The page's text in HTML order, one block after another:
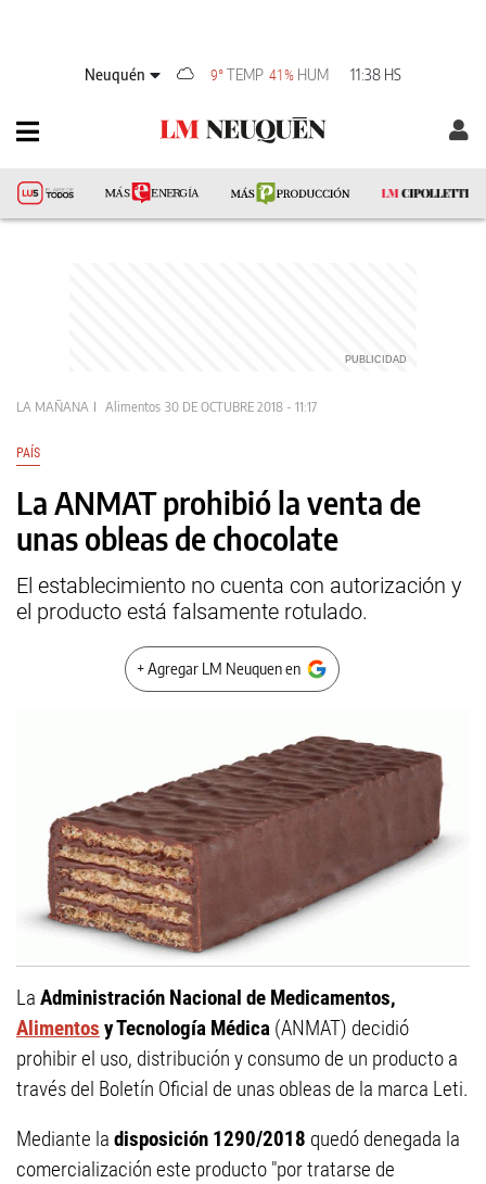
Neuquén 9°TEMP 41% HUM 11:38 HS
LA MAÑANA Alimentos 30 DE OCTUBRE 2018 - 11:17
PAÍS
La ANMAT prohibió la venta de
unas obleas de chocolate
El establecimiento no cuenta con autorización y
el producto está falsamente rotulado.
+ Agregar LM Neuquen en
La Administración Nacional de Medicamentos,
Alimentos y Tecnología Médica (ANMAT) decidió
prohibir el uso, distribución y consumo de un producto a
través del Boletín Oficial de unas obleas de la marca Leti.
Mediante la disposición 1290/2018 quedó denegada la
comercialización este producto "por tratarse de